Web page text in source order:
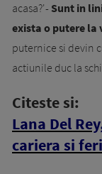
acasa?'- Sunt in
exista o putere la
puternice si devin
actiunile duc la
Citeste si:
Lana Del
cariera si